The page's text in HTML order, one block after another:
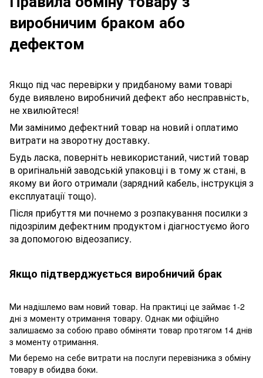
виробничим браком або
дефектом
Якщо під час перевірки у придбаному вами товарі
буде виявлено виробничий дефект або несправність,
не хвилюйтеся!
Ми замінимо дефектний товар на новий і оплатимо
витрати на зворотну доставку.
Будь ласка, поверніть невикористаний, чистий товар
в оригінальній заводській упаковці і в тому ж стані, в
якому ви його отримали (зарядний кабель, інструкція з
експлуатації тощо).
Після прибуття ми почнемо з розпакування посилки з
підозрілим дефектним продуктом і діагностуємо його
за допомогою відеозапису.
Якщо підтверджується виробничий брак
Ми надішлемо вам новий товар. На практиці це займає 1-2
дні з моменту отримання товару. Однак ми офіційно
залишаємо за собою право обміняти товар протягом 14 днів
з моменту отримання.
Ми беремо на себе витрати на послуги перевізника з обміну
товару в обидва боки.